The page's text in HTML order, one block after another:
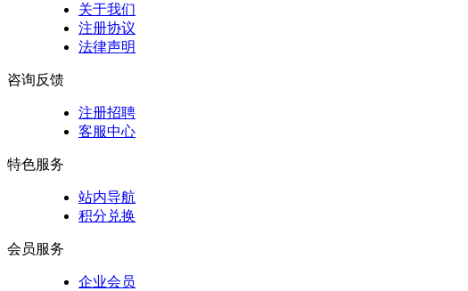
关于我们
注册协议
法律声明
咨询反馈
注册招聘
客服中心
特色服务
站内导航
积分兑换
会员服务
企业会员